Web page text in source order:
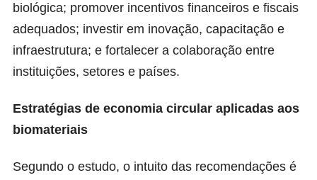
biológica; promover incentivos financeiros e fiscais
adequados; investir em inovação, capacitação e
infraestrutura; e fortalecer a colaboração entre
instituições, setores e países.
Estratégias de economia circular aplicadas aos
biomateriais
Segundo o estudo, o intuito das recomendações é